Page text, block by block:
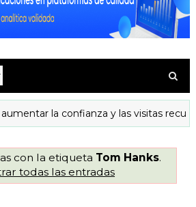
la confianza y las visitas
con la etiqueta Tom Hanks.
todas las entradas